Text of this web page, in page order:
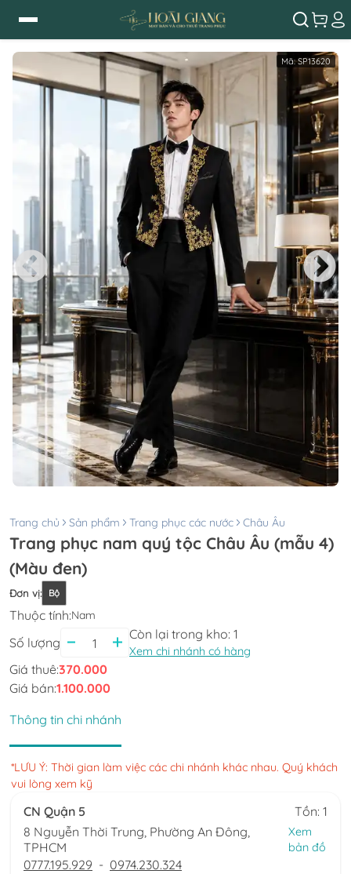
Mã:SP13620
Trang chủ Sản phẩm Trang phục các nước Châu Âu
Trang phục nam quý tộc Châu Âu (mẫu 4)
(Màu đen)
Đơn vị: Bộ
Thuộc tính:Nam
Số lượng
Còn lại trong kho: 1
Xem chi nhánh có hàng
Giá thuê:370.000
Giá bán:1.100.000
Thông tin chi nhánh
*LƯU Ý: Thời gian làm việc các chi nhánh khác nhau. Quý khách
vui lòng xem kỹ
CN Quận 5
Tồn: 1
8 Nguyễn Thời Trung, Phường An Đông,
TPHCM
Xem
bản đồ
0777.195.929 - 0974.230.324